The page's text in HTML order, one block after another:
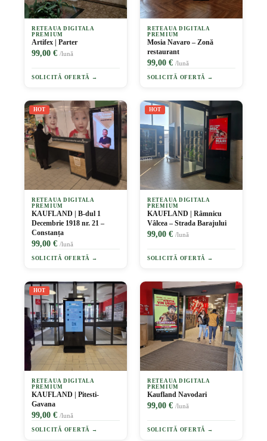
RETEAUA DIGITALA
PREMIUM
Artifex | Parter
99,00 € /lună
SOLICITĂ OFERTĂ →
RETEAUA DIGITALA
PREMIUM
Mosia Navaro – Zonă
restaurant
99,00 € /lună
SOLICITĂ OFERTĂ →
HOT
RETEAUA DIGITALA
PREMIUM
KAUFLAND | B-dul 1
Decembrie 1918 nr. 21 –
Constanța
99,00 € /lună
SOLICITĂ OFERTĂ →
HOT
RETEAUA DIGITALA
PREMIUM
KAUFLAND | Râmnicu
Vâlcea – Strada Barajului
99,00 € /lună
SOLICITĂ OFERTĂ →
HOT
RETEAUA DIGITALA
PREMIUM
KAUFLAND | Pitesti-
Gavana
99,00 € /lună
SOLICITĂ OFERTĂ →
RETEAUA DIGITALA
PREMIUM
Kaufland Navodari
99,00 € /lună
SOLICITĂ OFERTĂ →